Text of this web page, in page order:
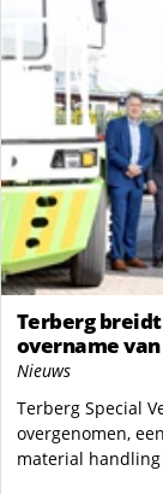
Terberg
overname
Nieuws
Terberg Special
overgenomen,
material